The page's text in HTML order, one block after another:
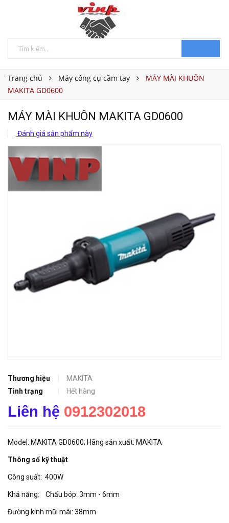
Trang chủ Máy công cụ cầm tay
MÁY MÀI KHUÔN
MAKITA GD0600
MÁY MÀI KHUÔN MAKITA GD0600
Đánh giá sản phẩm này
Thương hiệu
MAKITA
Tình trạng
Hết hàng
Liên hệ 0912302018
Model: MAKITA GD0600; Hãng sản xuất: MAKITA
Thông số kỹ thuật
Công suất: 400W
Khả năng: Chấu bóp: 3mm - 6mm
Đường kính mũi mài: 38mm